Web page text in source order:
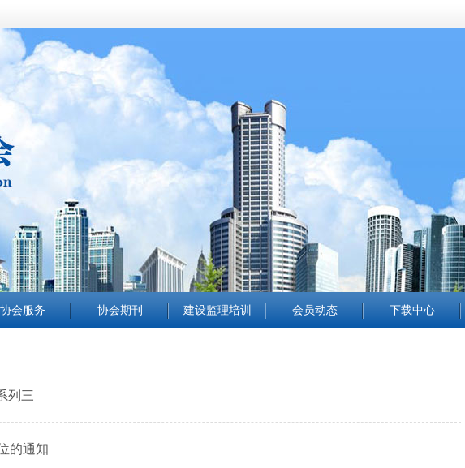
协会服务 协会期刊 建设监理培训 会员动态 下载中心
列三
的通知